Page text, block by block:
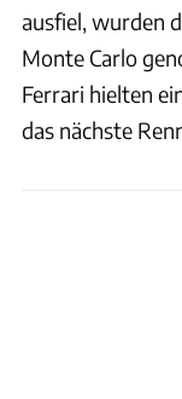
ausfiel, wurden
Monte Carlo
Ferrari hielten
das nächste